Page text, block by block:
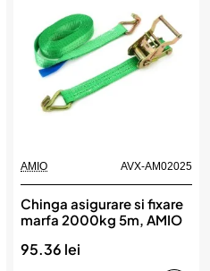
AMIO AVX-AM02025
Chinga asigurare si fixare
marfa 2000kg 5m, AMIO
95.36 lei